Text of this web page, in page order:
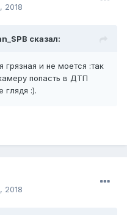
2018
сказал:
и не моется :так
попасть в ДТП
:).
2018